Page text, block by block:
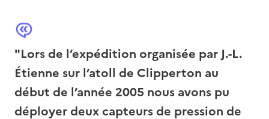
"Lors de l’expédition organisée par J.-L.
Étienne sur l’atoll de Clipperton au
début de l’année 2005 nous avons pu
déployer deux capteurs de pression de